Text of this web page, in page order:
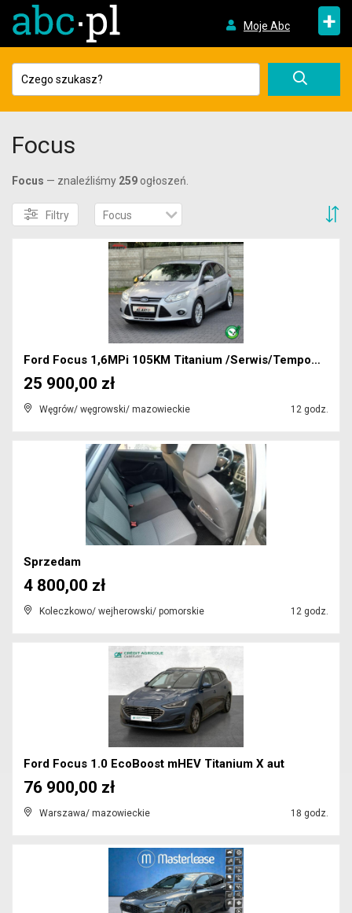
Moje Abc +
Focus
Focus — znaleźliśmy 259 ogłoszeń.
Filtry Focus
Ford Focus 1,6MPi 105KM Titanium /Serwis/Tempomat/...
Węgrów/ węgrowski/ mazowieckie 12 godz.
25 900,00 zł
Sprzedam
Koleczkowo/ wejherowski/ pomorskie 12 godz.
4 800,00 zł
Ford Focus 1.0 EcoBoost mHEV Titanium X aut
Warszawa/ mazowieckie 18 godz.
76 900,00 zł